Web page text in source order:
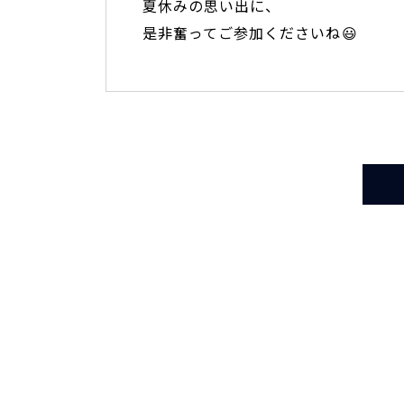
夏休みの思い出に、
是非奮ってご参加くださいね😃